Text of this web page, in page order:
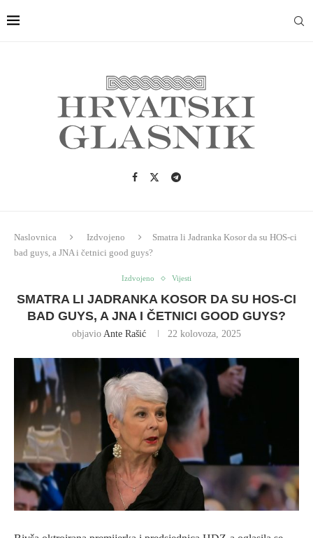
Naslovnica Izdvojeno
Smatra li Jadranka Kosor da su HOS-ci
bad guys, a JNA i četnici good guys?
Izdvojeno Vijesti
SMATRA LI JADRANKA KOSOR DA SU HOS-CI
BAD GUYS, A JNA I ČETNICI GOOD GUYS?
objavio Ante Rašić 22 kolovoza, 2025